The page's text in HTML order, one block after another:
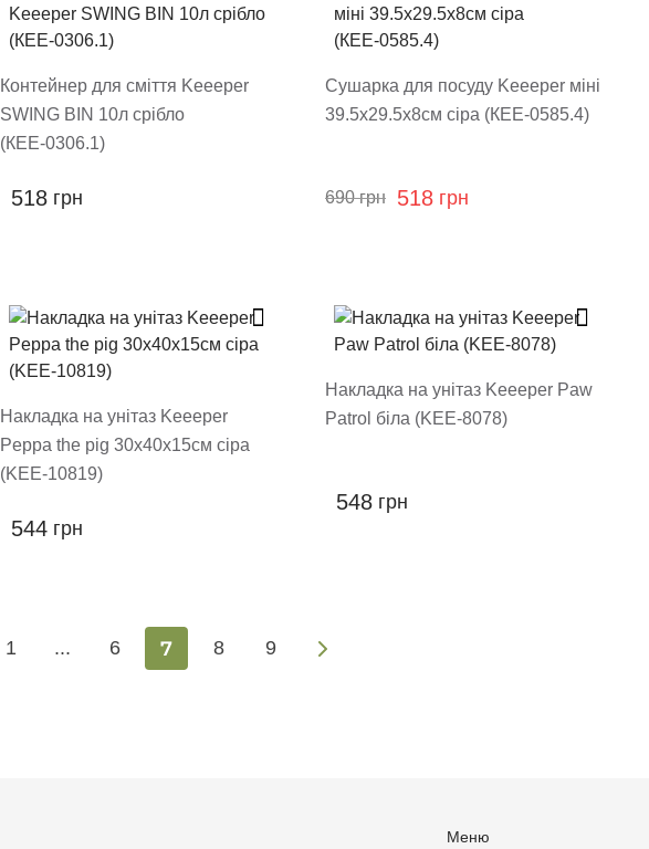
Контейнер для сміття Keeeper
SWING BIN 10л срібло
(КЕЕ-0306.1)
518 грн
Сушарка для посуду Keeeper міні
39.5x29.5x8см сіра (КЕЕ-0585.4)
690 грн 518 грн
Накладка на унітаз Keeeper
Peppa the pig 30х40х15см сіра
(KEE-10819)
544 грн
Накладка на унітаз Keeeper Paw
Patrol біла (KEE-8078)
548 грн
1 ... 6 7 8 9
Меню